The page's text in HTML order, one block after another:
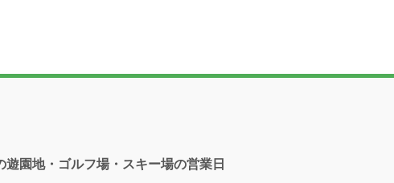
遊園地・ゴルフ場・スキー場の営業日